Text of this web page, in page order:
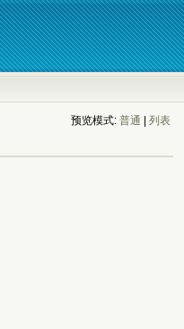
预览模式: 普通 列表